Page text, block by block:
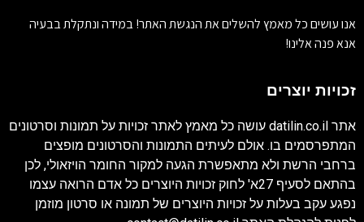
אנו עושים כל מאמץ להשלים את הנגשת האתר! במידה ונתקלת בבעיה
אנא פנה אלינו!
זכויות יוצרים
אתר datilin.co.il עושה כל מאמץ לאתר זכויות על תמונות וסרטונים
המתפרסמים בו. אולם לעיתים התמונות והסרטונים מופצים
ברחבי הרשת ולא מתאפשרת הגעה למקור החומר הויזאולי, לכן
בהתאם לסעיף 27א' לחוק זכויות היוצרים כל אדם הרואה עצמו
נפגע עקב בעלות על זכויות היוצרים של תמונה או סרטון מוזמן